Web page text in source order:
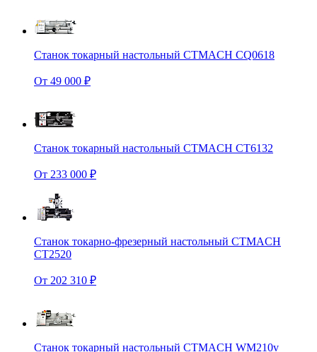
Станок токарный настольный CTMACH CQ0618
От 49 000 ₽
Станок токарный настольный CTMACH CT6132
От 233 000 ₽
Станок токарно-фрезерный настольный CTMACH
CT2520
От 202 310 ₽
Станок токарный настольный CTMACH WM210v